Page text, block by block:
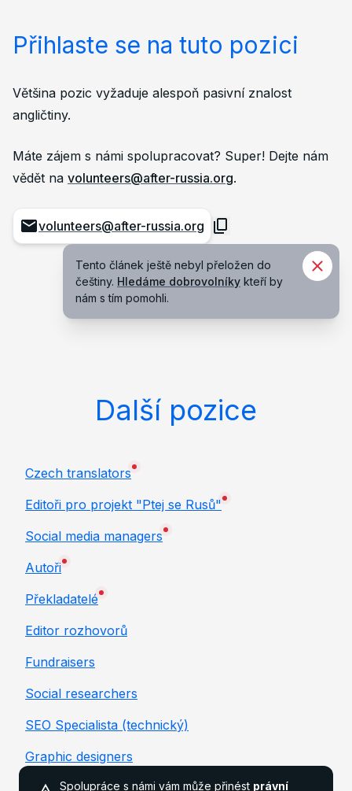
Přihlaste se na tuto pozici
Většina pozic vyžaduje alespoň pasivní znalost
angličtiny.
Máte zájem s námi spolupracovat? Super! Dejte nám
vědět na volunteers@after-russia.org.
volunteers@after-russia.org
Tento článek ještě nebyl přeložen do
češtiny. Hledáme dobrovolníky kteří by
nám s tím pomohli.
Další pozice
Czech translators
Editoři pro projekt "Ptej se Rusů"
Social media managers
Autoři
Překladatelé
Editor rozhovorů
Fundraisers
Social researchers
SEO Specialista (technický)
Graphic designers
Spolupráce s námi vám může přinést právní